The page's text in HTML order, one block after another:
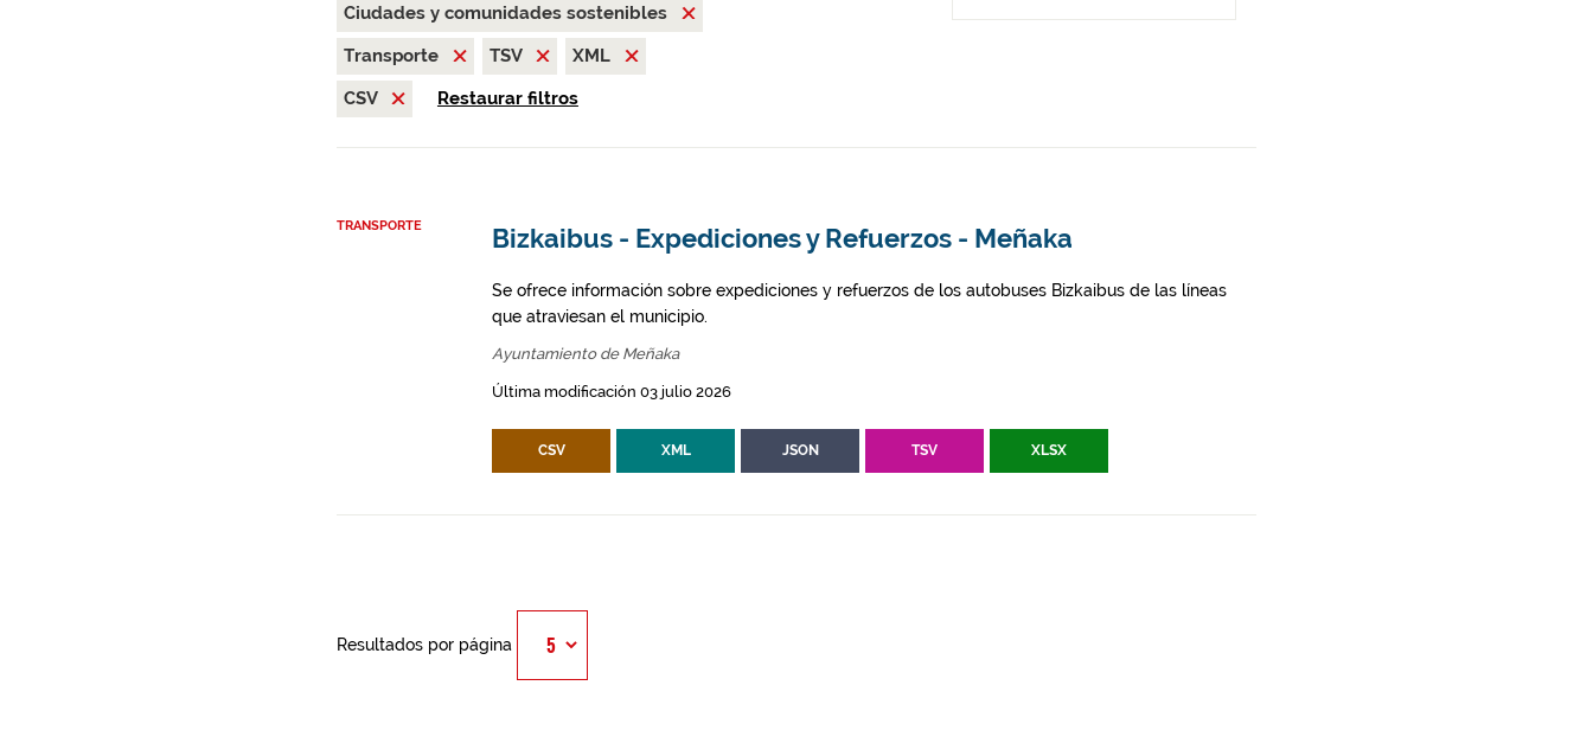
Ciudades y comunidades sostenibles
Transporte
TSV
XML
CSV
Restaurar filtros
TRANSPORTE Bizkaibus - Expediciones y Refuerzos - Meñaka
Se ofrece información sobre expediciones y refuerzos de los autobuses Bizkaibus de las líneas
que atraviesan el municipio.
Ayuntamiento de Meñaka
Última modificación 03 julio 2026
CSV XML JSON TSV XLSX
Resultados por página